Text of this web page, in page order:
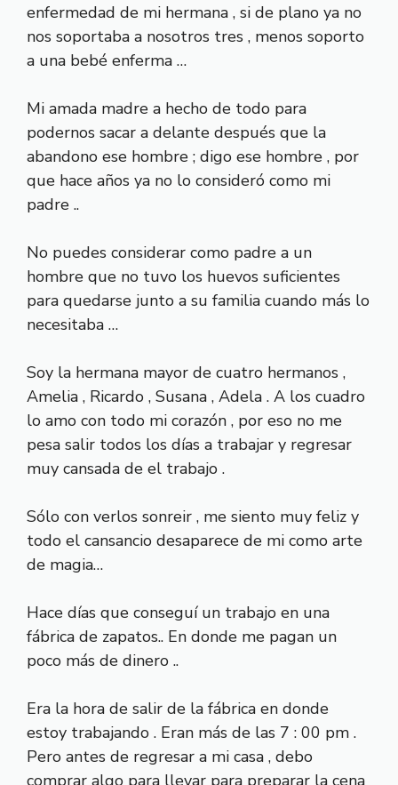
enfermedad de mi hermana , si de plano ya no
nos soportaba a nosotros tres , menos soporto
a una bebé enferma …
Mi amada madre a hecho de todo para
podernos sacar a delante después que la
abandono ese hombre ; digo ese hombre , por
que hace años ya no lo consideró como mi
padre ..
No puedes considerar como padre a un
hombre que no tuvo los huevos suficientes
para quedarse junto a su familia cuando más lo
necesitaba …
Soy la hermana mayor de cuatro hermanos ,
Amelia , Ricardo , Susana , Adela . A los cuadro
lo amo con todo mi corazón , por eso no me
pesa salir todos los días a trabajar y regresar
muy cansada de el trabajo .
Sólo con verlos sonreir , me siento muy feliz y
todo el cansancio desaparece de mi como arte
de magia…
Hace días que conseguí un trabajo en una
fábrica de zapatos.. En donde me pagan un
poco más de dinero ..
Era la hora de salir de la fábrica en donde
estoy trabajando . Eran más de las 7 : 00 pm .
Pero antes de regresar a mi casa , debo
comprar algo para llevar para preparar la cena